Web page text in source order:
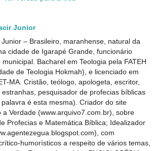
Junior
Junior – Brasileiro, maranhense, natural da
cidade de Igarapé Grande, funcionário
municipal. Bacharel em Teologia pela FATEH
de Teologia Hokmah), e licenciado em
MA. Cristão, teólogo, apologeta, escritor,
pesquisador de profecias bíblicas
é esta mesma). Criador do site
a Verdade (www.arquivo7.com.br), sobre
Profecias e Matemática Bíblica; Idealizador
com
humorísticos a respeito de vários temas,